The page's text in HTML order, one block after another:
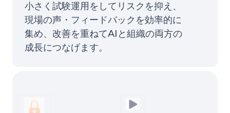
小さく試験運用をしてリスクを抑え、
現場の声・フィードバックを効率的に
集め、改善を重ねてAIと組織の両方の
成長につなげます。